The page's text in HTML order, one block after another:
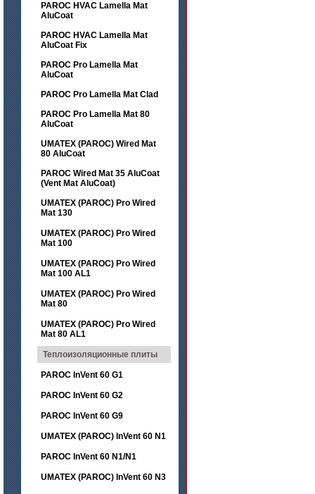
PAROC HVAC Lamella Mat
AluCoat
PAROC HVAC Lamella Mat
AluCoat Fix
PAROC Pro Lamella Mat
AluCoat
PAROC Pro Lamella Mat Clad
PAROC Pro Lamella Mat 80
AluCoat
UMATEX (PAROC) Wired Mat
80 AluCoat
PAROC Wired Mat 35 AluCoat
(Vent Mat AluCoat)
UMATEX (PAROC) Pro Wired
Mat 130
UMATEX (PAROC) Pro Wired
Mat 100
UMATEX (PAROC) Pro Wired
Mat 100 AL1
UMATEX (PAROC) Pro Wired
Mat 80
UMATEX (PAROC) Pro Wired
Mat 80 AL1
Теплоизоляционные плиты
PAROC InVent 60 G1
PAROC InVent 60 G2
PAROC InVent 60 G9
UMATEX (PAROC) InVent 60 N1
PAROC InVent 60 N1/N1
UMATEX (PAROC) InVent 60 N3